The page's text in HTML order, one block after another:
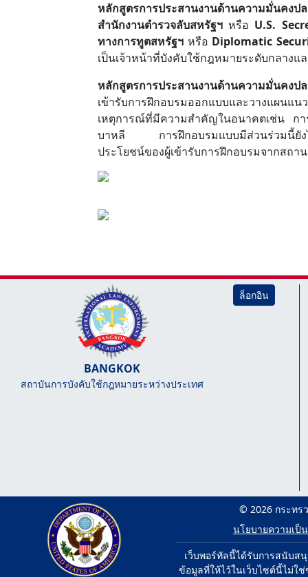
หลักสูตรการประสานงานด้านความมั่นค
สำนักงานตำรวจลับสหรัฐฯหรือ U.S.
ทางการทูตสหรัฐฯ หรือ Diplomatic
เป็นเจ้าหน้าที่บังคับใช้กฎหมายระดับกลางแ
หลักสูตรการประสานงานด้านความมั่นคง
เข้ารับการฝึกอบรมออกแบบและวางแผนแ
เหตุการณ์ที่มีความสำคัญในอนาคตเช่น ก
บาหลี การฝึกอบรมแบบมีส่วนร่วมนี้ยังได้
ประโยชน์ของผู้เข้ารับการฝึกอบรมจากสถ
BANGKOK
สถาบันการบังคับใช้กฎหมายระหว่างประเทศ
ล็อกอิน
© 2026 กระทร
นโยบายความเป็
เว็บพอร์ทัลนี้ได้รับการสนับส
ข้อมูลที่ให้ไว้ในเว็บไซต์นี้ไม่ใ